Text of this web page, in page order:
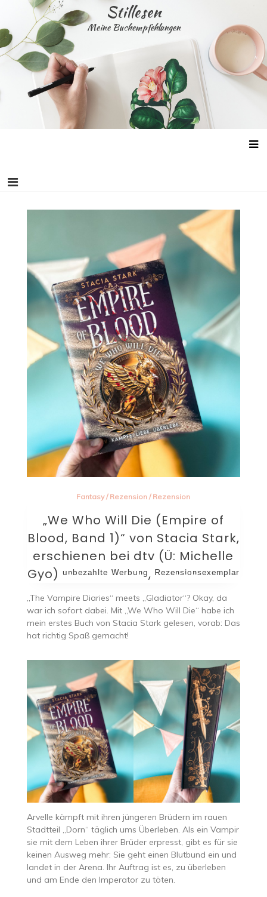
content
Stillesen
Meine Buchempfehlungen
Fantasy/ Rezension / Rezension
„We Who Will Die (Empire of
Blood, Band 1)“ von Stacia Stark,
erschienen bei dtv (Ü: Michelle
Gyo) ᵘⁿᵇᵉᶻᵃʰˡᵗᵉ ᵂᵉʳᵇᵘⁿᵍ, ᴿᵉᶻᵉⁿˢⁱᵒⁿˢᵉˣᵉᵐᵖˡᵃʳ
„The Vampire Diaries“ meets „Gladiator“? Okay, da
war ich sofort dabei. Mit „We Who Will Die“ habe ich
mein erstes Buch von Stacia Stark gelesen, vorab: Das
hat richtig Spaß gemacht!
Arvelle kämpft mit ihren jüngeren Brüdern im rauen
Stadtteil „Dorn“ täglich ums Überleben. Als ein Vampir
sie mit dem Leben ihrer Brüder erpresst, gibt es für sie
keinen Ausweg mehr: Sie geht einen Blutbund ein und
landet in der Arena. Ihr Auftrag ist es, zu überleben
und am Ende den Imperator zu töten.